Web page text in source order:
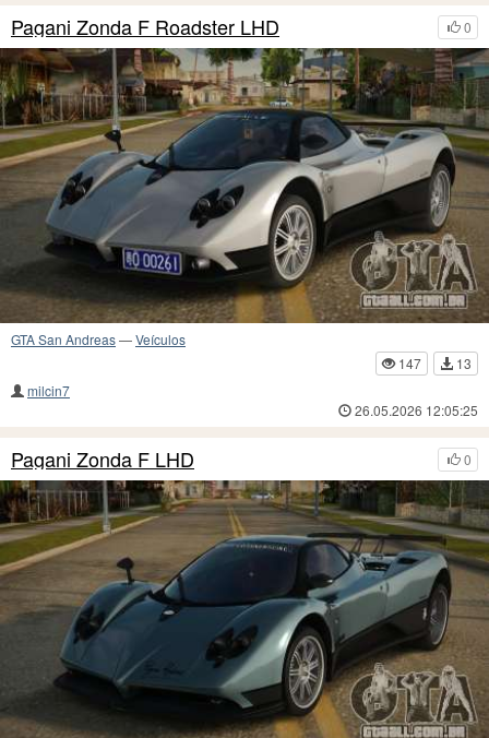
0
Pagani Zonda F Roadster LHD
GTA San Andreas—Veículos
147
13
milcin7
26.05.2026 12:05:25
0
Pagani Zonda F LHD